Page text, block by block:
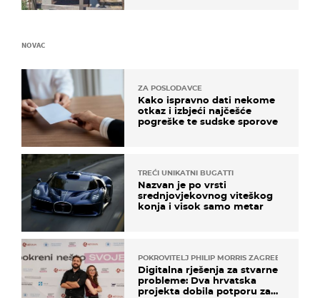
NOVAC
ZA POSLODAVCE
Kako ispravno dati nekome
otkaz i izbjeći najčešće
pogreške te sudske sporove
TREĆI UNIKATNI BUGATTI
Nazvan je po vrsti
srednjovjekovnog viteškog
konja i visok samo metar
POKROVITELJ PHILIP MORRIS ZAGREB
Digitalna rješenja za stvarne
probleme: Dva hrvatska
projekta dobila potporu za